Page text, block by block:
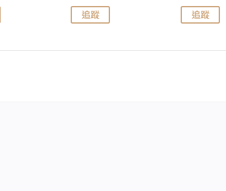
追蹤 追蹤